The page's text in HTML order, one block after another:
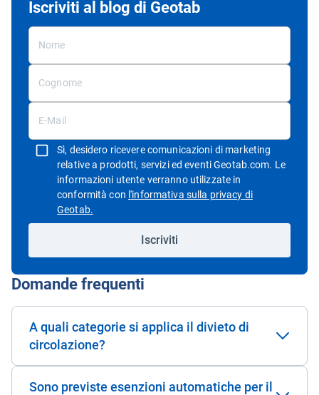
Iscriviti al blog di Geotab
Sì, desidero ricevere comunicazioni di marketing
relative a prodotti, servizi ed eventi Geotab.com. Le
informazioni utente verranno utilizzate in
conformità con l'informativa sulla privacy di
Geotab.
Iscriviti
Domande frequenti
A quali categorie si applica il divieto di
circolazione?
Sono previste esenzioni automatiche per il